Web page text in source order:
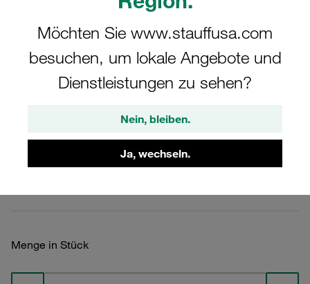
Möchten Sie www.stauffusa.com
besuchen, um lokale Angebote und
Dienstleistungen zu sehen?
Nein, bleiben.
Ja, wechseln.
Komplettschelle Standard-Baureihe Gr.
1a Ø12mm Polyamid W3 Deckpl., AS-
Schraube Tragschienenmutter
SM-112A-PA-A3Z-DP-AS-M-W3
STAUFF Materialnr. 1110023796
Menge in Stück